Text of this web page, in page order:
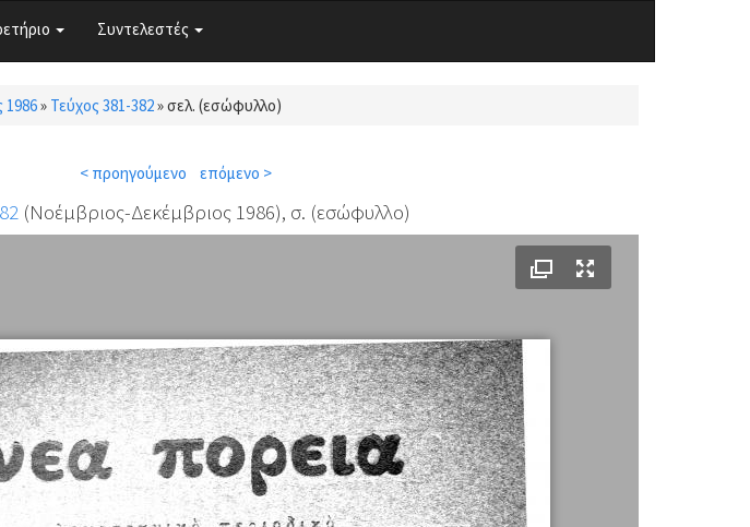
Συντελεστές
1986» Τεύχος 381-382»σελ. (εσώφυλλο)
< προηγούμενο επόμενο >
(Νοέμβριος-Δεκέμβριος 1986), σ. (εσώφυλλο)